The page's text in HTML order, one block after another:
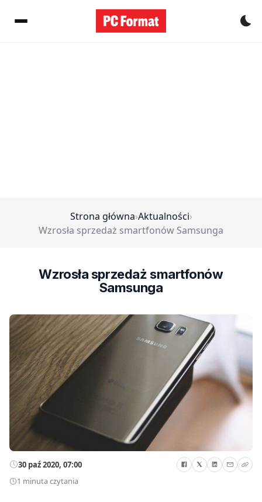
Strona główna›Aktualności›
Wzrosła sprzedaż smartfonów Samsunga
Wzrosła sprzedaż smartfonów
Samsunga
30 paź 2020, 07:00
1 minuta czytania